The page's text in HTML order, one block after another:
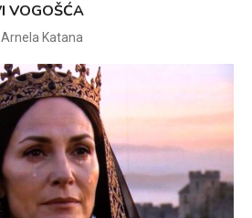
VOGOŠĆA
Arnela Katana